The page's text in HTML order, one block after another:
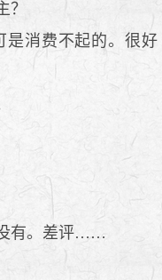
消费不起的。很好
有。差评……